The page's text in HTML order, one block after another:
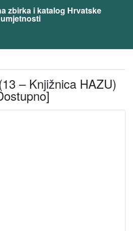
zbirka i katalog Hrvatske
– Knjižnica HAZU)